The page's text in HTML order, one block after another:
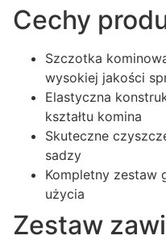
Cechy
Szczotka
wysokiej jakości
Elastyczna
kształtu komina
Skuteczne
sadzy
Kompletny zestaw
użycia
Zestaw